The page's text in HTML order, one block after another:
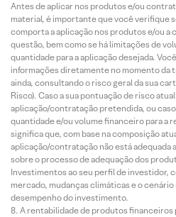
Antes de aplicar nos produtos e/ou
material, é importante que você verifique
comporta a aplicação nos produtos e/ou a
questão, bem como se há limitações de
quantidade para a aplicação desejada.
informações diretamente no momento da
ainda, consultando o risco geral da sua
Risco). Caso a sua pontuação de risco
aplicação/contratação pretendida, ou
quantidade e/ou volume financeiro para a
significa que, com base na composição
aplicação/contratação não está adequada
sobre o processo de adequação dos
Investimentos ao seu perfil de investidor,
mercado, mudanças climáticas e o
desempenho do investimento.
A rentabilidade de produtos financeiros